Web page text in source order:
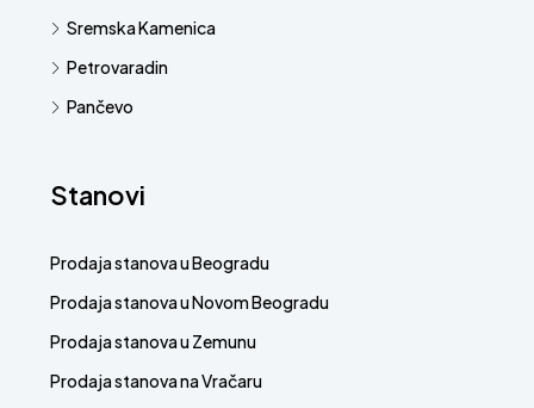
Sremska Kamenica
Petrovaradin
Pančevo
Stanovi
Prodaja stanova u Beogradu
Prodaja stanova u Novom Beogradu
Prodaja stanova u Zemunu
Prodaja stanova na Vračaru